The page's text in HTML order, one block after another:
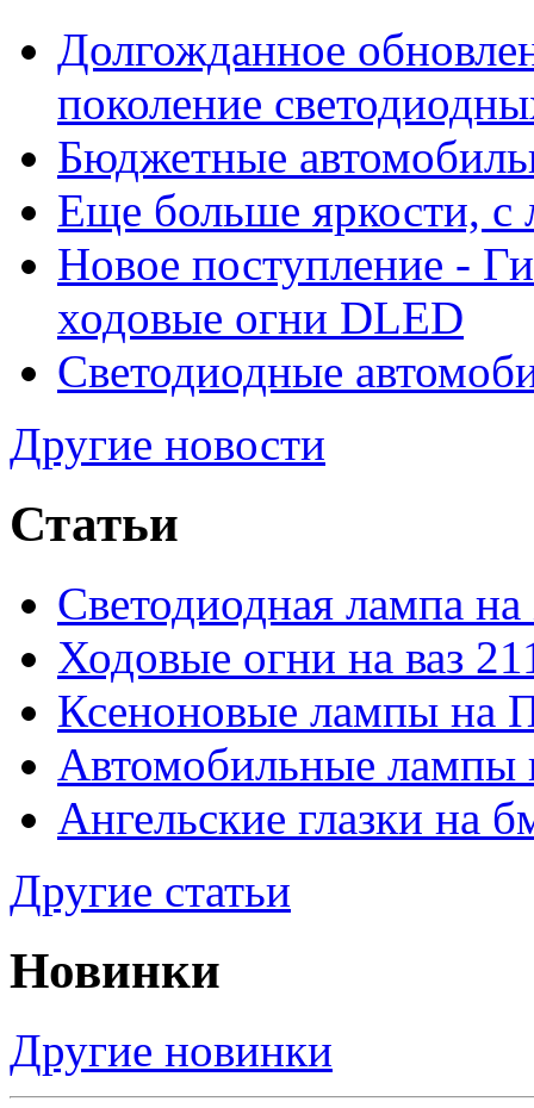
Долгожданное
поколение
Бюджетные
Еще больше яркости,
Новое поступление -
ходовые огни DLED
Светодиодные
Другие новости
Статьи
Светодиодная лампа
Ходовые огни на ваз
Ксеноновые лампы на
Автомобильные лампы
Ангельские глазки на
Другие статьи
Новинки
Другие новинки